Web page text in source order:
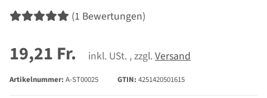
(1 Bewertungen)
19,21 Fr. inkl. USt. , zzgl. Versand
Artikelnummer: A-ST00025 GTIN: 4251420501615